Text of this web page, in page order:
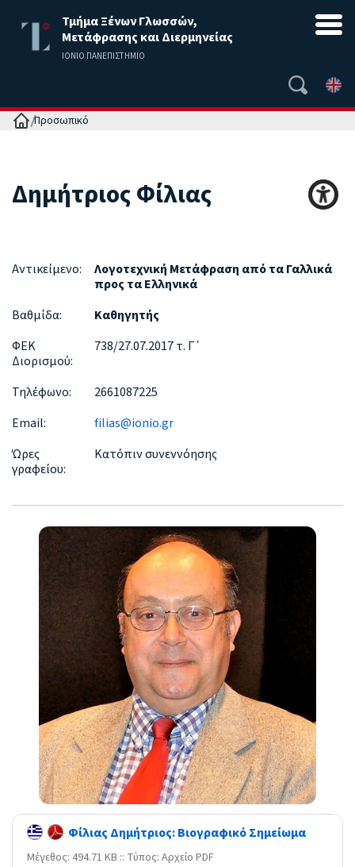
Τμήμα Ξένων Γλωσσών,
Μετάφρασης και Διερμηνείας
ΙΟΝΙΟ ΠΑΝΕΠΙΣΤΗΜΙΟ
Αρχική
Προσωπικό
ΔημήτριοςΦίλιας
Αντικείμενο:
Λογοτεχνική Μετάφραση από τα Γαλλικά
προς τα Ελληνικά
Βαθμίδα:
Καθηγητής
ΦΕΚ
Διορισμού:
738/27.07.2017 τ. Γ΄
Τηλέφωνο:
2661087225
Email:
filias@ionio.gr
Ώρες
γραφείου:
Κατόπιν συνεννόησης
Φίλιας Δημήτριος: Βιογραφικό Σημείωμα
Mέγεθος: 494.71 KB :: Τύπος: Αρχείο PDF